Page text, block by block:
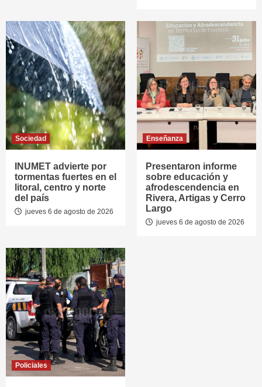
Sociedad
INUMET advierte por
tormentas fuertes en el
litoral, centro y norte
del país
jueves 6 de agosto de 2026
Enseñanza
Presentaron informe
sobre educación y
afrodescendencia en
Rivera, Artigas y Cerro
Largo
jueves 6 de agosto de 2026
Policiales